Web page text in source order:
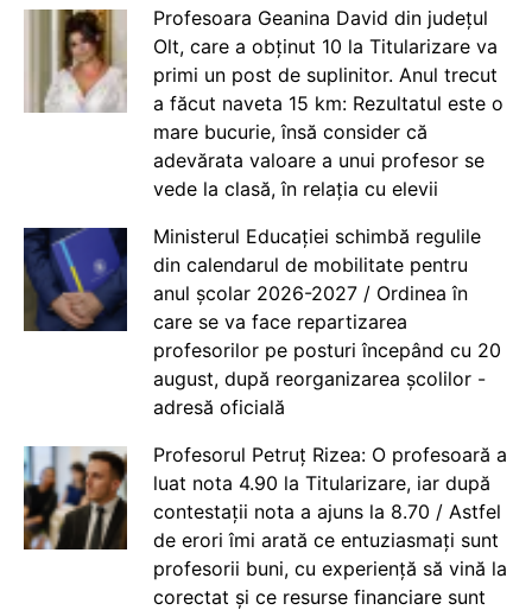
Profesoara Geanina David din județul
Olt, care a obținut 10 la Titularizare va
primi un post de suplinitor. Anul trecut
a făcut naveta 15 km: Rezultatul este o
mare bucurie, însă consider că
adevărata valoare a unui profesor se
vede la clasă, în relația cu elevii
Ministerul Educației schimbă regulile
din calendarul de mobilitate pentru
anul școlar 2026-2027 / Ordinea în
care se va face repartizarea
profesorilor pe posturi începând cu 20
august, după reorganizarea școlilor -
adresă oficială
Profesorul Petruț Rizea: O profesoară a
luat nota 4.90 la Titularizare, iar după
contestații nota a ajuns la 8.70 / Astfel
de erori îmi arată ce entuziasmați sunt
profesorii buni, cu experiență să vină la
corectat și ce resurse financiare sunt